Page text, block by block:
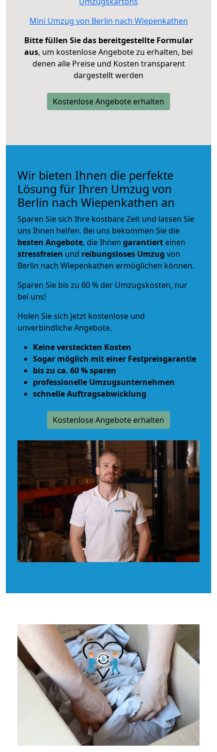
Mini Umzug von Berlin nach Wiepenkathen
Bitte füllen Sie das bereitgestellte Formular
aus, um kostenlose Angebote zu erhalten, bei
denen alle Preise und Kosten transparent
dargestellt werden
Kostenlose Angebote erhalten
Wir bieten Ihnen die perfekte
Lösung für Ihren Umzug von
Berlin nach Wiepenkathen an
Sparen Sie sich Ihre kostbare Zeit und lassen Sie
uns Ihnen helfen. Bei uns bekommen Sie die
besten Angebote, die Ihnen garantiert einen
stressfreien und reibungsloses Umzug von
Berlin nach Wiepenkathen ermöglichen können.
Sparen Sie bis zu 60 % der Umzugskosten, nur
bei uns!
Holen Sie sich jetzt kostenlose und
unverbindliche Angebote.
Keine versteckten Kosten
Sogar möglich mit einer Festpreisgarantie
bis zu ca. 60 % sparen
professionelle Umzugsunternehmen
schnelle Auftragsabwicklung
Kostenlose Angebote erhalten